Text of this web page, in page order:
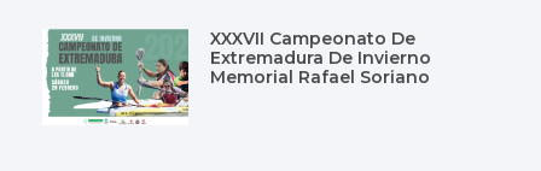
XXXVII Campeonato De
Extremadura De Invierno
Memorial Rafael Soriano